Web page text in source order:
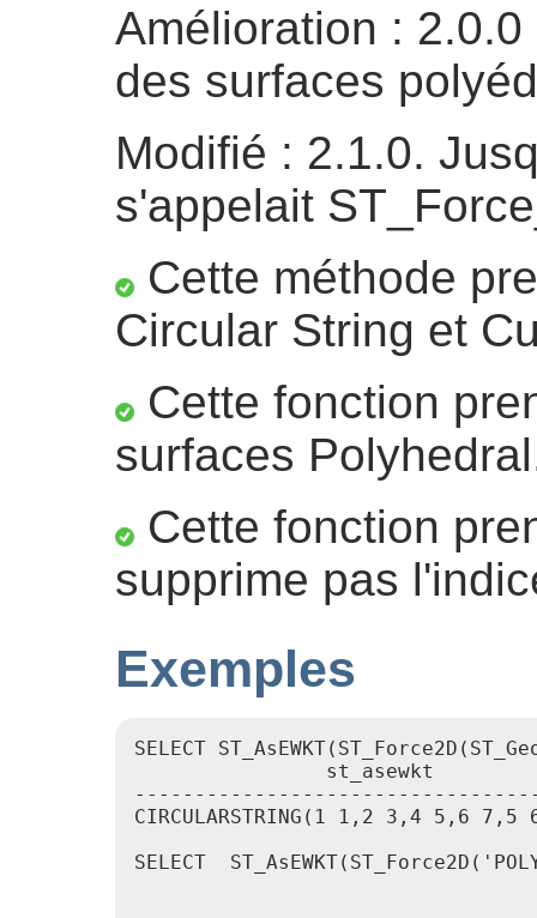
Amélioration :
des surfaces
Modifié : 2.1.0.
s'appelait
Cette méthode
Circular String et
Cette fonction
surfaces
Cette fonction
supprime pas
Exemples
SELECT
                st_asewkt
CIRCULARSTRING(1 1,2 3,4 5,6 7,5
SELECT